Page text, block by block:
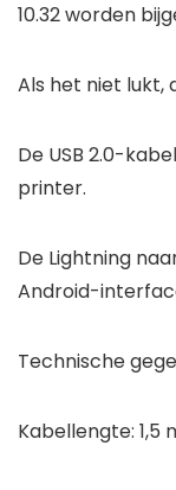
10.32 worden
Als het niet lukt,
De USB 2.0-
printer.
De Lightning
Android-
Technische
Kabellengte: 1,5